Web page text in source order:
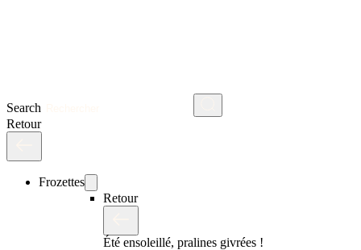
Search
Retour
Frozettes
Retour
Été ensoleillé, pralines givrées !